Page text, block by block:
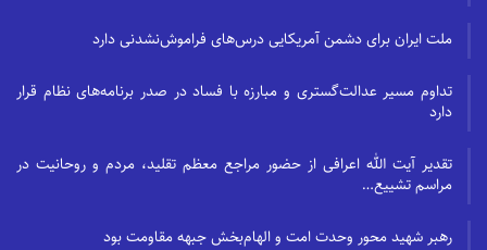
ملت ایران برای دشمن آمریکایی درس‌های فراموش‌نشدنی دارد
تداوم مسیر عدالت‌گستری و مبارزه با فساد در صدر برنامه‌های نظام قرار
دارد
تقدیر آیت الله اعرافی از حضور مراجع معظم تقلید، مردم و روحانیت در
مراسم تشییع…
رهبر شهید محور وحدت امت و الهام‌بخش جبهه مقاومت بود